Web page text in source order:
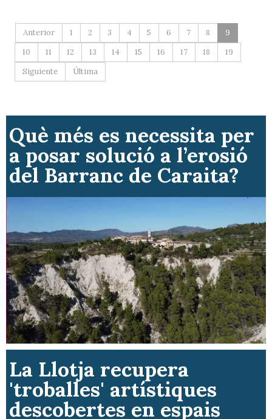
Anterior 1 2 3 4 5 6 7 8
9
10
11 12 13 14 15 16 17 18
19
Siguiente
Última
Què més es necessita per
a posar solució a l’erosió
del Barranc de Caraita?
La Llotja recupera
'troballes' artístiques
descobertes en espais